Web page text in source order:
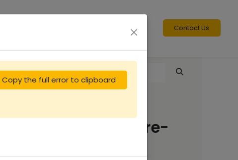
Contact Us
Nourrisseur couvre-
Copy the full error to clipboard